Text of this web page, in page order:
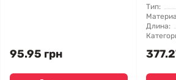
95.95 грн
Тип:
Длина: